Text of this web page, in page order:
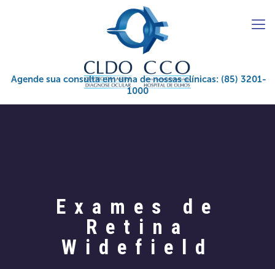
Agende sua consulta em uma de nossas clínicas: (85) 3201-
1000
Exames de
Retina
Widefield